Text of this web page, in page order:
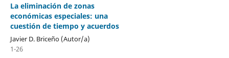
La eliminación de zonas
económicas especiales: una
cuestión de tiempo y acuerdos
Javier D. Briceño (Autor/a)
1-26